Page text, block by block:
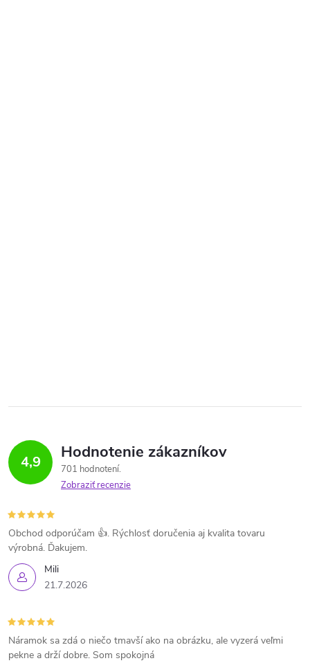
4,9 Hodnotenie zákazníkov
701 hodnotení
Zobraziť recenzie
Mili
21.7.2026
Obchod odporúčam 👍. Rýchlosť doručenia aj kvalita tovaru
výrobná. Ďakujem.
Náramok sa zdá o niečo tmavší ako na obrázku, ale vyzerá veľmi
pekne a drží dobre. Som spokojná